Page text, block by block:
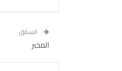
السابق
المخبر